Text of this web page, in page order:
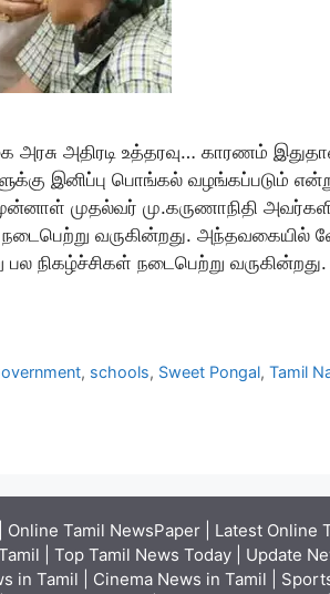
அரசு அதிரடி உத்தரவு… காரணம்
இனிப்பு பொங்கல் வழங்கப்படும்
முதல்வர் மு.கருணாநிதி
வருகின்றது. அந்தவகையில்
பல நிகழ்ச்சிகள் நடைபெற்று
, schools, Sweet Pongal,Tamil
Tamil NewsPaper | Latest
| Top Tamil News Today | Update
in Tamil | Cinema News in Tamil |